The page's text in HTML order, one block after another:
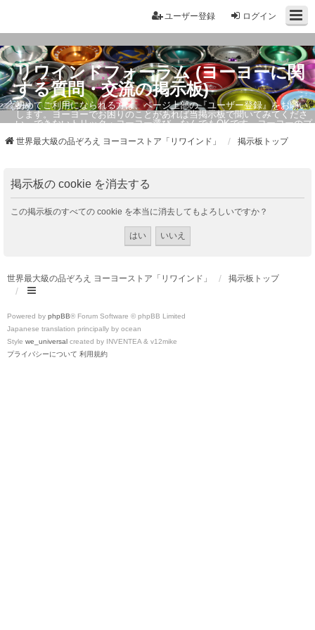
ログイン
ユーザー登録
リワインドフォーラム (ヨーヨーに関
する質問・交流の掲示板)
初めてご利用になられる方は、ページ上部の『ユーザー登録』をお願い
します。ヨーヨーでお困りのことがあれば当掲示板で聞いてみてくださ
い。できないトリック・ヨーヨー選び、なんでもOKです。ヨーヨーのプ
世界最大級の品ぞろえ ヨーヨーストア「リワインド」 掲示板トップ
掲示板の cookie を消去する
この掲示板のすべての cookie を本当に消去してもよろしいですか？
世界最大級の品ぞろえ ヨーヨーストア「リワインド」 掲示板トップ
Powered by phpBB® Forum Software © phpBB Limited
Japanese translation principally by ocean
Style we_universal created by INVENTEA & v12mike
プライバシーについて 利用規約